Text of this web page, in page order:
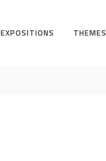
EXPOSITIONS THEMES